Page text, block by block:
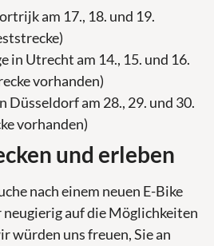
am 17., 18. und 19.
in Utrecht am 14., 15. und 16.
vorhanden)
Düsseldorf am 28., 29. und 30.
vorhanden)
und erleben
nach einem neuen E-Bike
auf die Möglichkeiten
würden uns freuen, Sie an